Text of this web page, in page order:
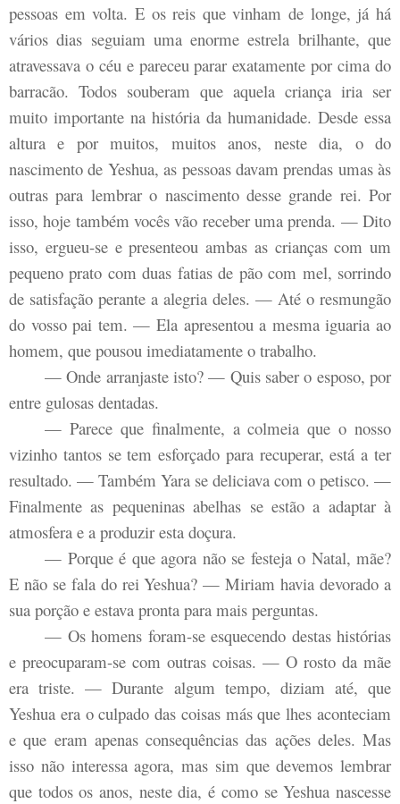
pessoas em volta. E os reis que vinham de longe, já há
vários dias seguiam uma enorme estrela brilhante, que
atravessava o céu e pareceu parar exatamente por cima do
barracão. Todos souberam que aquela criança iria ser
muito importante na história da humanidade. Desde essa
altura e por muitos, muitos anos, neste dia, o do
nascimento de Yeshua, as pessoas davam prendas umas às
outras para lembrar o nascimento desse grande rei. Por
isso, hoje também vocês vão receber uma prenda. — Dito
isso, ergueu-se e presenteou ambas as crianças com um
pequeno prato com duas fatias de pão com mel, sorrindo
de satisfação perante a alegria deles. — Até o resmungão
do vosso pai tem. — Ela apresentou a mesma iguaria ao
homem, que pousou imediatamente o trabalho.
— Onde arranjaste isto? — Quis saber o esposo, por
entre gulosas dentadas.
— Parece que finalmente, a colmeia que o nosso
vizinho tantos se tem esforçado para recuperar, está a ter
resultado. — Também Yara se deliciava com o petisco. —
Finalmente as pequeninas abelhas se estão a adaptar à
atmosfera e a produzir esta doçura.
— Porque é que agora não se festeja o Natal, mãe?
E não se fala do rei Yeshua? — Miriam havia devorado a
sua porção e estava pronta para mais perguntas.
— Os homens foram-se esquecendo destas histórias
e preocuparam-se com outras coisas. — O rosto da mãe
era triste. — Durante algum tempo, diziam até, que
Yeshua era o culpado das coisas más que lhes aconteciam
e que eram apenas consequências das ações deles. Mas
isso não interessa agora, mas sim que devemos lembrar
que todos os anos, neste dia, é como se Yeshua nascesse